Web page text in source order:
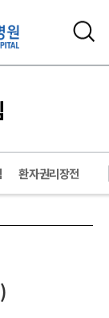
환자권리장전